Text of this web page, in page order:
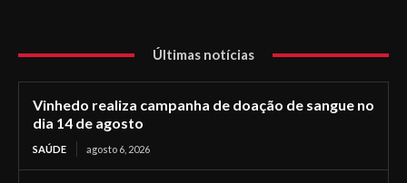
Últimas notícias
Vinhedo realiza campanha de doação de sangue no
dia 14 de agosto
SAÚDE agosto 6, 2026